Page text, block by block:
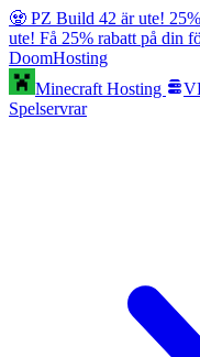
🧟 PZ Build 42 är ute!
ute! Få 25% rabatt på din
DoomHosting
Minecraft Hosting
Spelservrar